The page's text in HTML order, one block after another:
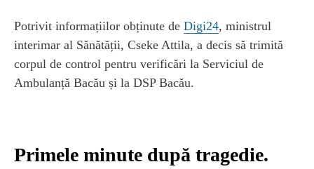
Potrivit informațiilor obținute de Digi24, ministrul
interimar al Sănătății, Cseke Attila, a decis să trimită
corpul de control pentru verificări la Serviciul de
Ambulanță Bacău și la DSP Bacău.
Primele minute după tragedie.